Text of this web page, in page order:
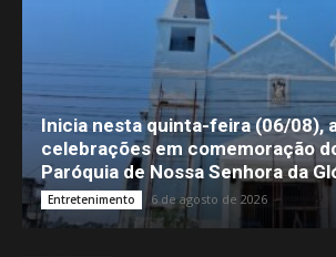
Inicia nesta quinta-feira (06/08),
celebrações em comemoração
Paróquia de Nossa Senhora da
Entretenimento 6 de agosto de 2026